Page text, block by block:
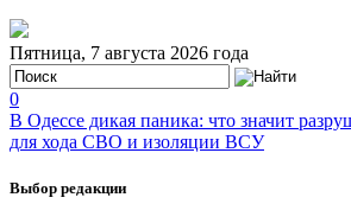
Пятница, 7 августа 2026 года
0
В Одессе дикая паника: что значит
для хода СВО и изоляции ВСУ
Выбор редакции